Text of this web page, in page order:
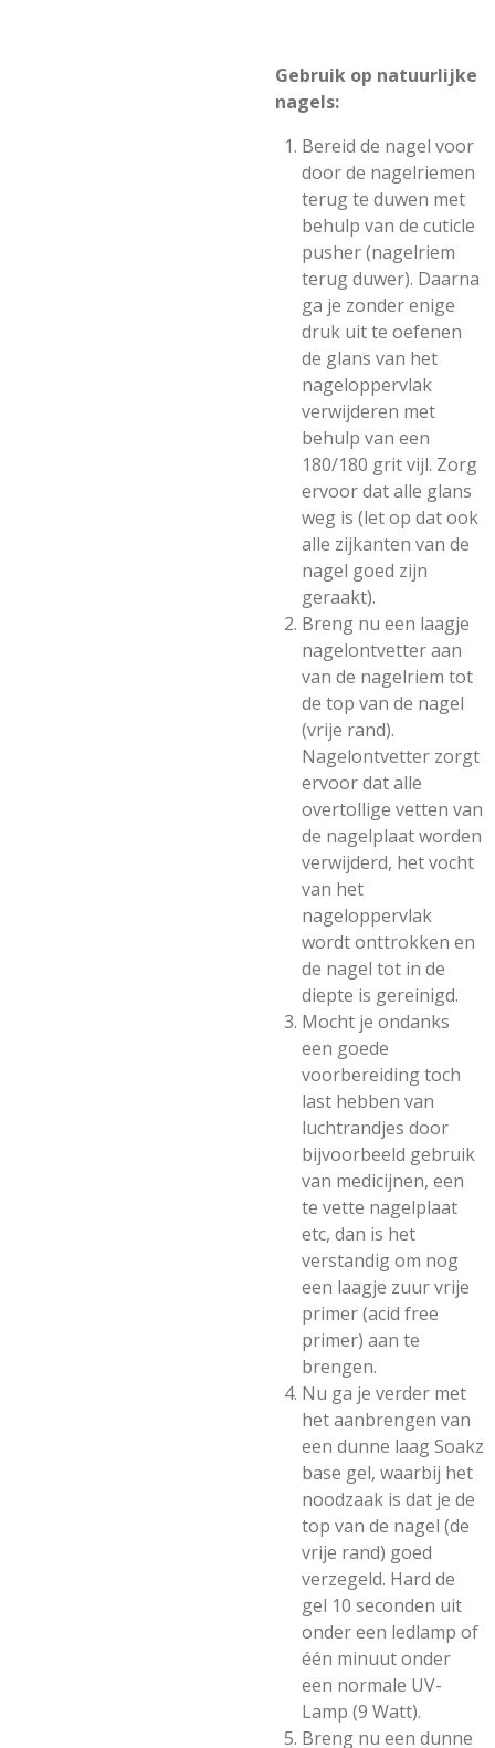
Gebruik op natuurlijke
nagels:
Bereid de nagel voor
door de nagelriemen
terug te duwen met
behulp van de cuticle
pusher (nagelriem
terug duwer). Daarna
ga je zonder enige
druk uit te oefenen
de glans van het
nageloppervlak
verwijderen met
behulp van een
180/180 grit vijl. Zorg
ervoor dat alle glans
weg is (let op dat ook
alle zijkanten van de
nagel goed zijn
geraakt).
Breng nu een laagje
nagelontvetter aan
van de nagelriem tot
de top van de nagel
(vrije rand).
Nagelontvetter zorgt
ervoor dat alle
overtollige vetten van
de nagelplaat worden
verwijderd, het vocht
van het
nageloppervlak
wordt onttrokken en
de nagel tot in de
diepte is gereinigd.
Mocht je ondanks
een goede
voorbereiding toch
last hebben van
luchtrandjes door
bijvoorbeeld gebruik
van medicijnen, een
te vette nagelplaat
etc, dan is het
verstandig om nog
een laagje zuur vrije
primer (acid free
primer) aan te
brengen.
Nu ga je verder met
het aanbrengen van
een dunne laag Soakz
base gel, waarbij het
noodzaak is dat je de
top van de nagel (de
vrije rand) goed
verzegeld. Hard de
gel 10 seconden uit
onder een ledlamp of
één minuut onder
een normale UV-
Lamp (9 Watt).
Breng nu een dunne